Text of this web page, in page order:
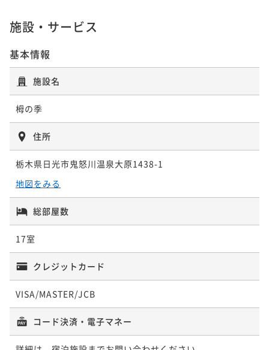
【記念日プラン】素敵な時間を栂の季で！＜嬉しい特
典付＞
二食付き 現地決済可
施設・サービス
基本情報
施設名
栂の季
住所
栃木県日光市鬼怒川温泉大原1438-1
地図をみる
総部屋数
17室
クレジットカード
VISA/MASTER/JCB
コード決済・電子マネー